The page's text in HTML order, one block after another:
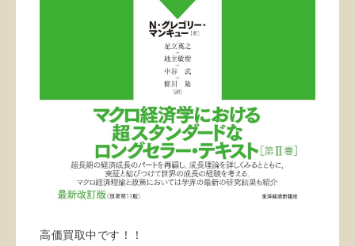
高価買取中です！！